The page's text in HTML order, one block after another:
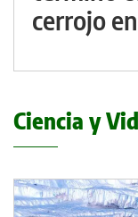
cerrojo
Ciencia y